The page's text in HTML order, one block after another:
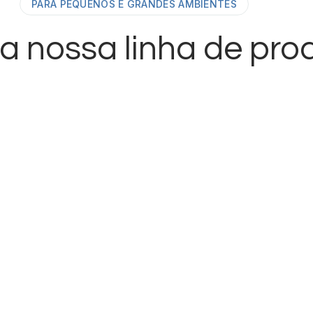
PARA PEQUENOS E GRANDES AMBIENTES
nossa linha de